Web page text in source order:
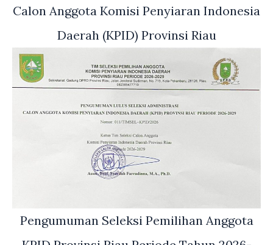
Calon Anggota Komisi Penyiaran Indonesia
Daerah (KPID) Provinsi Riau
Pengumuman Seleksi Pemilihan Anggota